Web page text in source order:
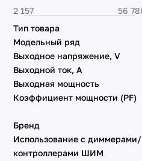
Комплектующие для
монтажа
Электрокарнизы с
моторами
моторами
Тип товара
Модельный ряд
Выходное напряжение, V
Выходной ток, А
Выходная мощность
Коэффициент мощности (PF)
Бренд
Использование с диммерами/
контроллерами ШИМ